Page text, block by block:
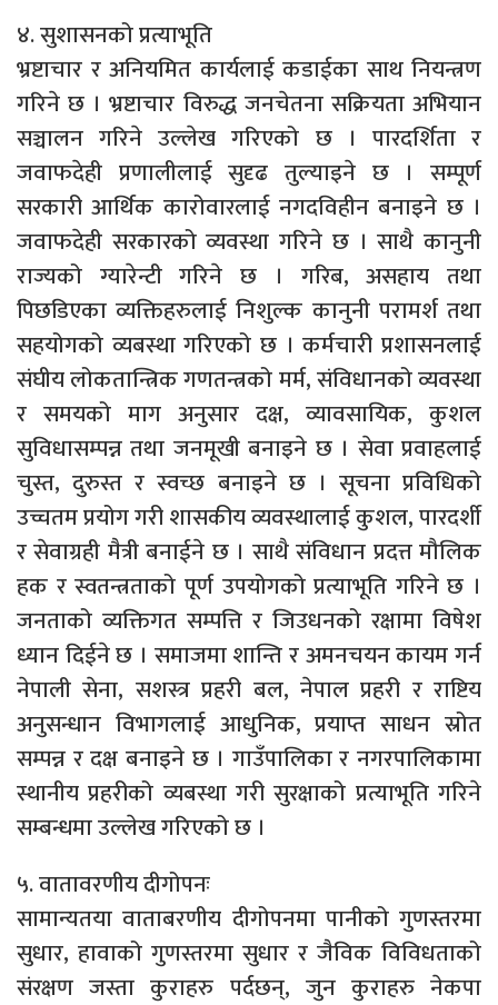
४. सुशासनको प्रत्याभूति
भ्रष्टाचार र अनियमित कार्यलाई कडाईका साथ नियन्त्रण
गरिने छ । भ्रष्टाचार विरुद्ध जनचेतना सक्रियता अभियान
सञ्चालन गरिने उल्लेख गरिएको छ । पारदर्शिता र
जवाफदेही प्रणालीलाई सुदृढ तुल्याइने छ । सम्पूर्ण
सरकारी आर्थिक कारोवारलाई नगदविहीन बनाइने छ ।
जवाफदेही सरकारको व्यवस्था गरिने छ । साथै कानुनी
राज्यको ग्यारेन्टी गरिने छ । गरिब, असहाय तथा
पिछडिएका व्यक्तिहरुलाई निशुल्क कानुनी परामर्श तथा
सहयोगको व्यबस्था गरिएको छ । कर्मचारी प्रशासनलाई
संघीय लोकतान्त्रिक गणतन्त्रको मर्म, संविधानको व्यवस्था
र समयको माग अनुसार दक्ष, व्यावसायिक, कुशल
सुविधासम्पन्न तथा जनमूखी बनाइने छ । सेवा प्रवाहलाई
चुस्त, दुरुस्त र स्वच्छ बनाइने छ । सूचना प्रविधिको
उच्चतम प्रयोग गरी शासकीय व्यवस्थालाई कुशल, पारदर्शी
र सेवाग्रही मैत्री बनाईने छ । साथै संविधान प्रदत्त मौलिक
हक र स्वतन्त्रताको पूर्ण उपयोगको प्रत्याभूति गरिने छ ।
जनताको व्यक्तिगत सम्पत्ति र जिउधनको रक्षामा विषेश
ध्यान दिईने छ । समाजमा शान्ति र अमनचयन कायम गर्न
नेपाली सेना, सशस्त्र प्रहरी बल, नेपाल प्रहरी र राष्टिय
अनुसन्धान विभागलाई आधुनिक, प्रयाप्त साधन स्रोत
सम्पन्न र दक्ष बनाइने छ । गाउँपालिका र नगरपालिकामा
स्थानीय प्रहरीको व्यबस्था गरी सुरक्षाको प्रत्याभूति गरिने
सम्बन्धमा उल्लेख गरिएको छ ।
५. वातावरणीय दीगोपनः
सामान्यतया वाताबरणीय दीगोपनमा पानीको गुणस्तरमा
सुधार, हावाको गुणस्तरमा सुधार र जैविक विविधताको
संरक्षण जस्ता कुराहरु पर्दछन्, जुन कुराहरु नेकपा